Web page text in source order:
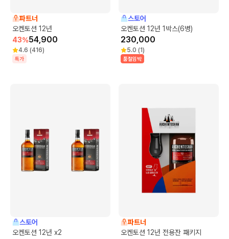
파트너
오켄토션 12년
43%54,900
4.6 (416)
특가
스토어
오켄토션 12년 1박스(6병)
230,000
5.0 (1)
품절임박
스토어
오켄토션 12년 x2
파트너
오켄토션 12년 전용잔 패키지